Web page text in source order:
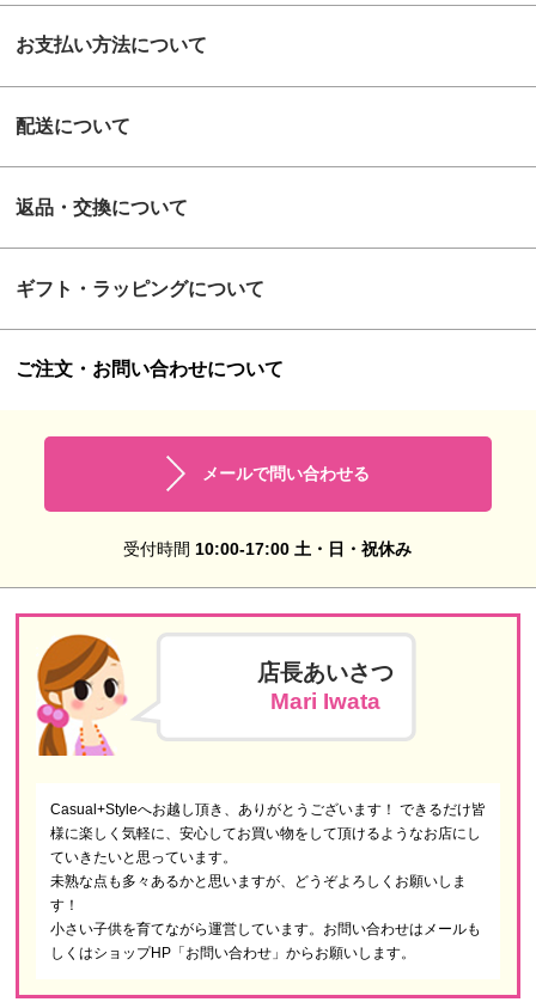
お支払い方法について
配送について
返品・交換について
ギフト・ラッピングについて
ご注文・お問い合わせについて
メールで問い合わせる
受付時間 10:00-17:00 土・日・祝休み
店長あいさつ
Mari Iwata
Casual+Styleへお越し頂き、ありがとうございます！ できるだけ皆
様に楽しく気軽に、安心してお買い物をして頂けるようなお店にし
ていきたいと思っています。
未熟な点も多々あるかと思いますが、どうぞよろしくお願いしま
す！
小さい子供を育てながら運営しています。お問い合わせはメールも
しくはショップHP「お問い合わせ」からお願いします。